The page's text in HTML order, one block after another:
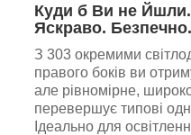
Куди б Ви не Йшли.
Яскраво.
З 303 окремими
правого боків ви
але рівномірне,
перевершує типові
Ідеально для